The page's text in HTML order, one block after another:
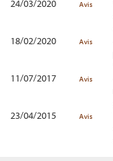
24/03/2020
Avis
18/02/2020
Avis
11/07/2017
Avis
23/04/2015
Avis